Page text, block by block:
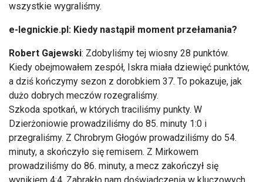
wszystkie wygraliśmy.
e-legnickie.pl: Kiedy nastąpił moment przełamania?
Robert Gajewski: Zdobyliśmy tej wiosny 28 punktów.
Kiedy obejmowałem zespół, Iskra miała dziewięć punktów,
a dziś kończymy sezon z dorobkiem 37. To pokazuje, jak
dużo dobrych meczów rozegraliśmy.
Szkoda spotkań, w których traciliśmy punkty. W
Dzierżoniowie prowadziliśmy do 85. minuty 1:0 i
przegraliśmy. Z Chrobrym Głogów prowadziliśmy do 54.
minuty, a skończyło się remisem. Z Mirkowem
prowadziliśmy do 86. minuty, a mecz zakończył się